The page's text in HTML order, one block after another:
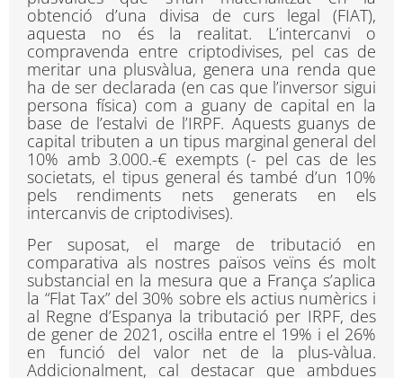
obtenció d’una divisa de curs legal (FIAT),
aquesta no és la realitat. L’intercanvi o
compravenda entre criptodivises, pel cas de
meritar una plusvàlua, genera una renda que
ha de ser declarada (en cas que l’inversor sigui
persona física) com a guany de capital en la
base de l’estalvi de l’IRPF. Aquests guanys de
capital tributen a un tipus marginal general del
10% amb 3.000.-€ exempts (- pel cas de les
societats, el tipus general és també d’un 10%
pels rendiments nets generats en els
intercanvis de criptodivises).
Per suposat, el marge de tributació en
comparativa als nostres països veïns és molt
substancial en la mesura que a França s’aplica
la “Flat Tax” del 30% sobre els actius numèrics i
al Regne d’Espanya la tributació per IRPF, des
de gener de 2021, oscil·la entre el 19% i el 26%
en funció del valor net de la plus-vàlua.
Addicionalment, cal destacar que ambdues